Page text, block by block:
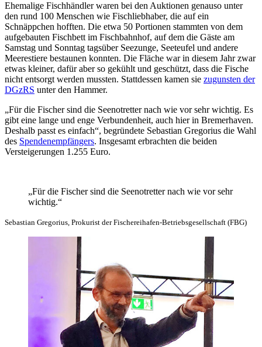
Ehemalige Fischhändler waren bei den Auktionen genauso unter
den rund 100 Menschen wie Fischliebhaber, die auf ein
Schnäppchen hofften. Die etwa 50 Portionen stammten von dem
aufgebauten Fischbett im Fischbahnhof, auf dem die Gäste am
Samstag und Sonntag tagsüber Seezunge, Seeteufel und andere
Meerestiere bestaunen konnten. Die Fläche war in diesem Jahr zwar
etwas kleiner, dafür aber so gekühlt und geschützt, dass die Fische
nicht entsorgt werden mussten. Stattdessen kamen sie zugunsten der
DGzRS unter den Hammer.
„Für die Fischer sind die Seenotretter nach wie vor sehr wichtig. Es
gibt eine lange und enge Verbundenheit, auch hier in Bremerhaven.
Deshalb passt es einfach“, begründete Sebastian Gregorius die Wahl
des Spendenempfängers. Insgesamt erbrachten die beiden
Versteigerungen 1.255 Euro.
„Für die Fischer sind die Seenotretter nach wie vor sehr
wichtig.“
Sebastian Gregorius, Prokurist der Fischereihafen-Betriebsgesellschaft (FBG)